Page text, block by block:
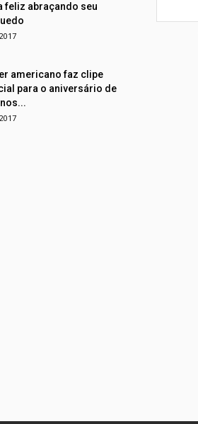
feliz abraçando seu
americano faz clipe
para o aniversário de